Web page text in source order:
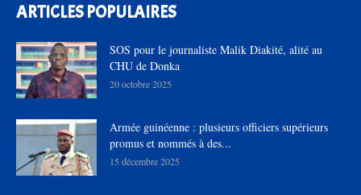
ARTICLES POPULAIRES
SOS pour le journaliste Malik Diakité, alité au
CHU de Donka
20 octobre 2025
Armée guinéenne : plusieurs officiers supérieurs
promus et nommés à des...
15 décembre 2025